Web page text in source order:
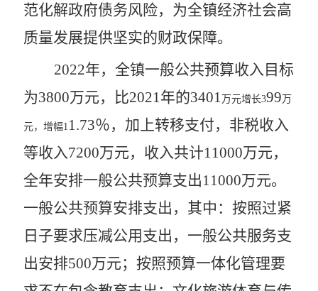
范化解政府债务风险，为全镇经济社会高
质量发展提供坚实的财政保障。
2022年，全镇一般公共预算收入目标
为3800万元，比2021年的3401万元增长399万
元，增幅1 1.73％，加上转移支付，非税收入
等收入7200万元，收入共计11000万元，
全年安排一般公共预算支出11000万元。
一般公共预算安排支出， 其中：按照过紧
日子要求压减公用支出， 一般公共服务支
出安排500万元；按照预算一体化管理要